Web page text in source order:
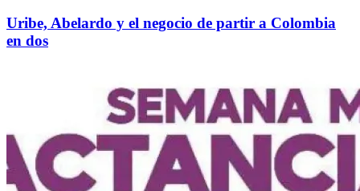
Uribe, Abelardo y el negocio de partir a Colombia
en dos